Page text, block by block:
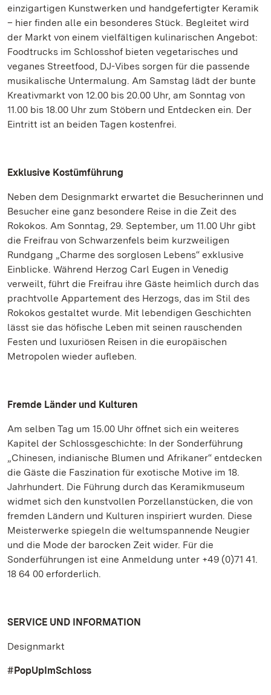
einzigartigen Kunstwerken und handgefertigter Keramik
– hier finden alle ein besonderes Stück. Begleitet wird
der Markt von einem vielfältigen kulinarischen Angebot:
Foodtrucks im Schlosshof bieten vegetarisches und
veganes Streetfood, DJ-Vibes sorgen für die passende
musikalische Untermalung. Am Samstag lädt der bunte
Kreativmarkt von 12.00 bis 20.00 Uhr, am Sonntag von
11.00 bis 18.00 Uhr zum Stöbern und Entdecken ein. Der
Eintritt ist an beiden Tagen kostenfrei.
Exklusive Kostümführung
Neben dem Designmarkt erwartet die Besucherinnen und
Besucher eine ganz besondere Reise in die Zeit des
Rokokos. Am Sonntag, 29. September, um 11.00 Uhr gibt
die Freifrau von Schwarzenfels beim kurzweiligen
Rundgang „Charme des sorglosen Lebens“ exklusive
Einblicke. Während Herzog Carl Eugen in Venedig
verweilt, führt die Freifrau ihre Gäste heimlich durch das
prachtvolle Appartement des Herzogs, das im Stil des
Rokokos gestaltet wurde. Mit lebendigen Geschichten
lässt sie das höfische Leben mit seinen rauschenden
Festen und luxuriösen Reisen in die europäischen
Metropolen wieder aufleben.
Fremde Länder und Kulturen
Am selben Tag um 15.00 Uhr öffnet sich ein weiteres
Kapitel der Schlossgeschichte: In der Sonderführung
„Chinesen, indianische Blumen und Afrikaner“ entdecken
die Gäste die Faszination für exotische Motive im 18.
Jahrhundert. Die Führung durch das Keramikmuseum
widmet sich den kunstvollen Porzellanstücken, die von
fremden Ländern und Kulturen inspiriert wurden. Diese
Meisterwerke spiegeln die weltumspannende Neugier
und die Mode der barocken Zeit wider. Für die
Sonderführungen ist eine Anmeldung unter +49 (0)71 41.
18 64 00 erforderlich.
SERVICE UND INFORMATION
Designmarkt
#PopUpImSchloss